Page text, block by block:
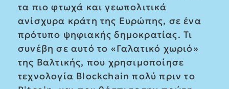
τα πιο φτωχά και γεωπολιτικά
ανίσχυρα κράτη της Ευρώπης, σε ένα
πρότυπο ψηφιακής δημοκρατίας. Τι
συνέβη σε αυτό το «Γαλατικό χωριό»
της Βαλτικής, που χρησιμοποίησε
τεχνολογία Blockchain πολύ πριν το